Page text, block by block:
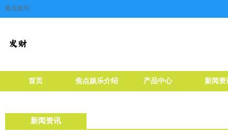
焦点娱乐
首页 焦点娱乐介绍 产品中心 新闻资
新闻资讯